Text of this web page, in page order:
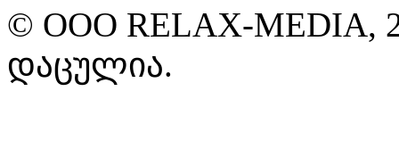
© ООО RELAX-MEDIA,
დაცულია.